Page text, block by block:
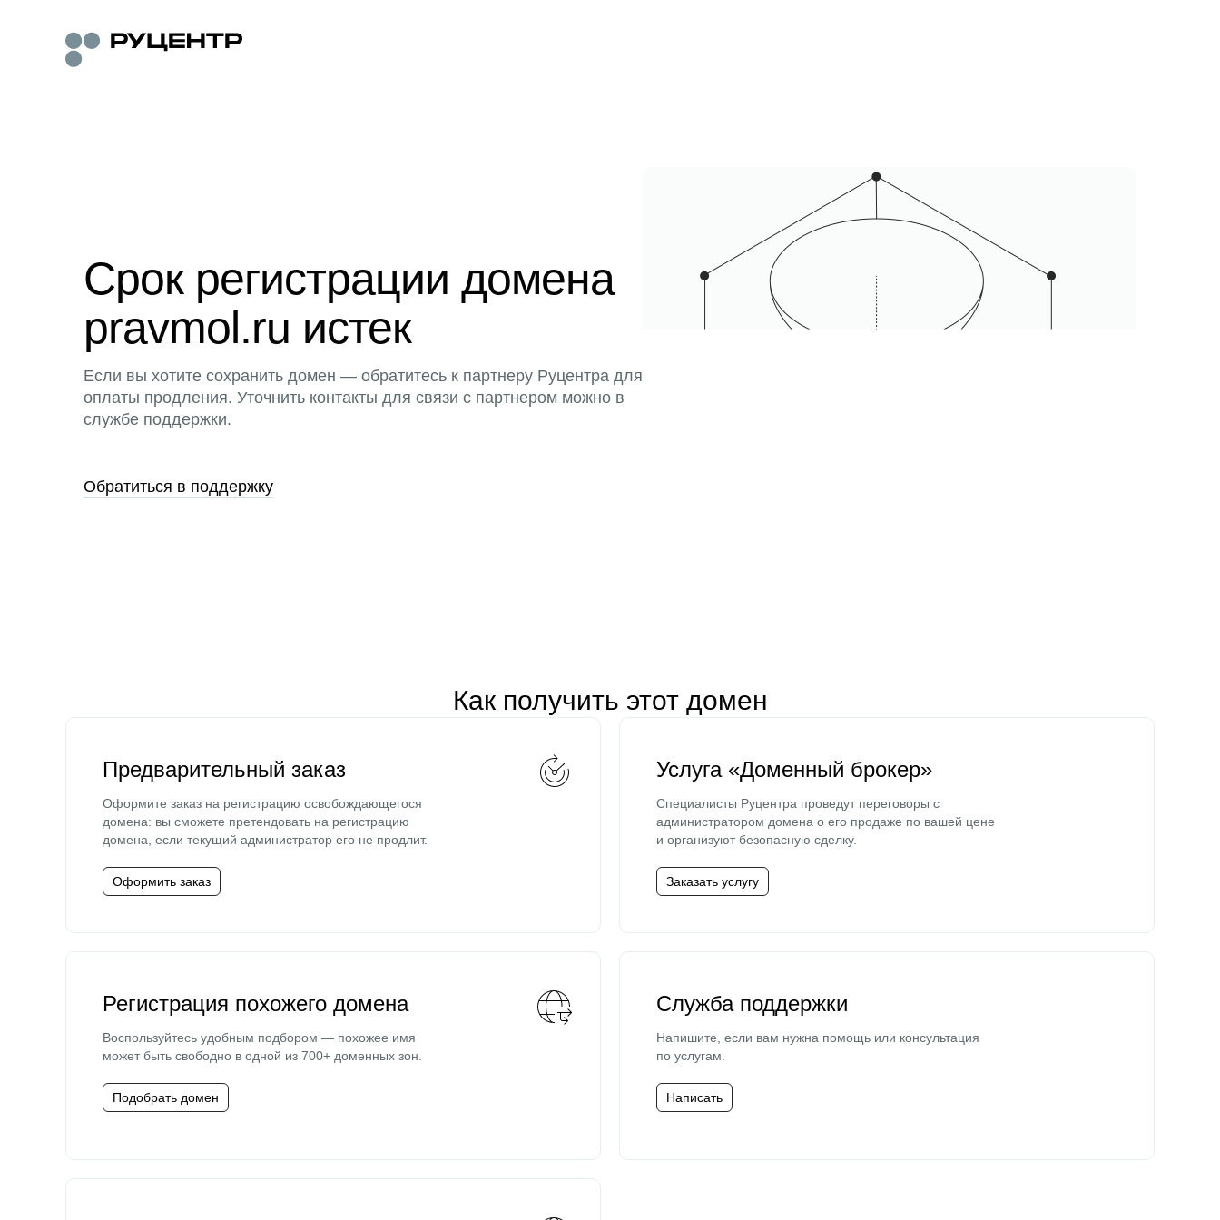
Срок регистрации домена
pravmol.ru истек
Если вы хотите сохранить домен — обратитесь к партнеру Руцентра для
оплаты продления. Уточнить контакты для связи с партнером можно в
службе поддержки.
Обратиться в поддержку
Как получить этот домен
Предварительный заказ
Оформите заказ на регистрацию освобождающегося
домена: вы сможете претендовать на регистрацию
домена, если текущий администратор его не продлит.
Оформить заказ
Услуга «Доменный брокер»
Специалисты Руцентра проведут переговоры с
администратором домена о его продаже по вашей цене
и организуют безопасную сделку.
Заказать услугу
Регистрация похожего домена
Воспользуйтесь удобным подбором — похожее имя
может быть свободно в одной из 700+ доменных зон.
Подобрать домен
Служба поддержки
Напишите, если вам нужна помощь или консультация
по услугам.
Написать